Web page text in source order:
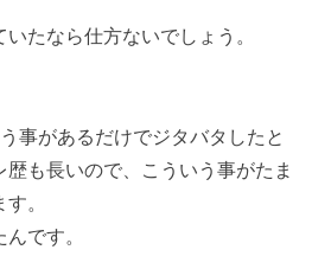
たなら仕方ないでしょう。
事があるだけでジタバタしたと
も長いので、こういう事がたま
。
です。